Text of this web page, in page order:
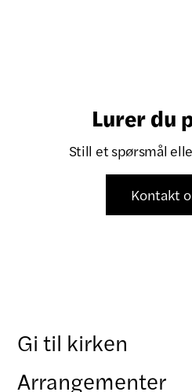
Lurer du
Still et spørsmål
Kontakt
Gi til kirken
Arrangementer